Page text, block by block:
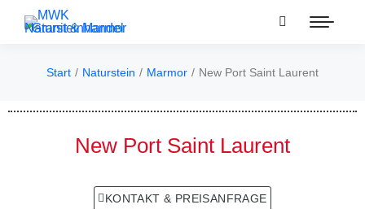
Sie befinden sich hier:
Start Naturstein Marmor New Port Saint Laurent
New Port Saint Laurent
KONTAKT & PREISANFRAGE